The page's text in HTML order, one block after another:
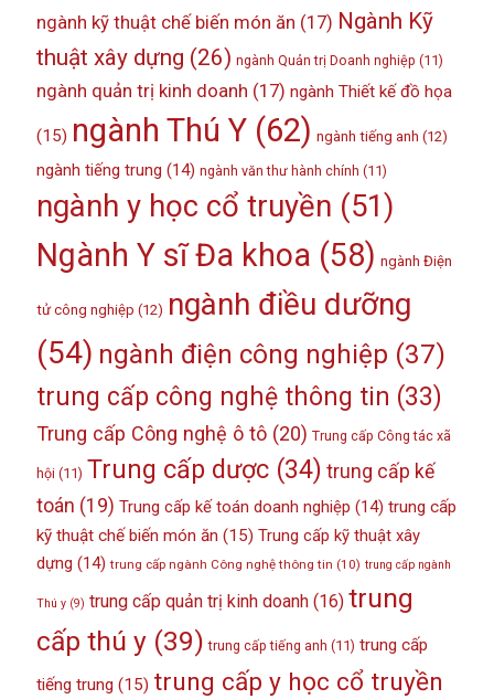
ngành kỹ thuật chế biến món ăn (17) Ngành Kỹ
thuật xây dựng (26) ngành Quản trị Doanh nghiệp (11)
ngành quản trị kinh doanh (17) ngành Thiết kế đồ họa
(15) ngành Thú Y(62) ngành tiếng anh (12)
ngành tiếng trung (14) ngành văn thư hành chính (11)
ngành y học cổ truyền (51)
Ngành Y sĩ Đa khoa (58) ngành Điện
tử công nghiệp (12) ngành điều dưỡng
(54) ngành điện công nghiệp (37)
trung cấp công nghệ thông tin (33)
Trung cấp Công nghệ ô tô(20) Trung cấp Công tác xã
hội (11) Trung cấp dược(34) trung cấp kế
toán (19) Trung cấp kế toán doanh nghiệp (14) trung cấp
kỹ thuật chế biến món ăn (15) Trung cấp kỹ thuật xây
dựng (14) trung cấp ngành Công nghệ thông tin (10) trung cấp ngành
Thú y(9) trung cấp quản trị kinh doanh(16) trung
cấp thú y(39) trung cấp tiếng anh (11) trung cấp
tiếng trung (15) trung cấp y học cổ truyền